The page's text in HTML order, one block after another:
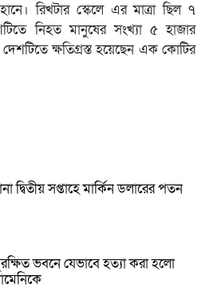
রিখটার স্কেলে এর মাত্রা ছিল ৭
নিহত মানুষের সংখ্যা ৫ হাজার
ক্ষতিগ্রস্ত হয়েছেন এক কোটির
দ্বিতীয় সপ্তাহে মার্কিন ডলারের পতন
ভবনে যেভাবে হত্যা করা হলো